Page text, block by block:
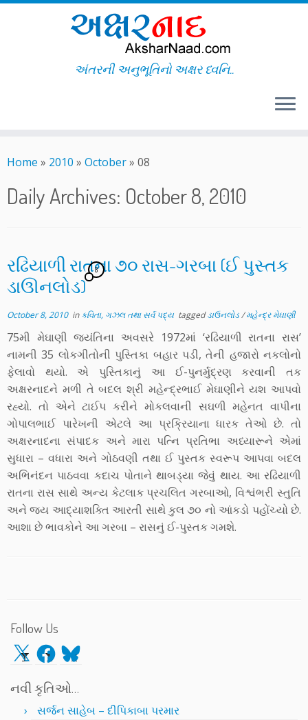
to
અંતરની અનુભૂતિનો અક્ષર ધ્વનિ..
Home » 2010 » October» 08
Daily Archives: October 8, 2010
રઢિયાળી રાતના ૭૦ રાસ-ગરબા (ઈ પુસ્તક
ડાઊનલોડ)
8
October 8, 2010inકવિતા, ગઝલ તથા સર્વ પદ્ય taggedડાઉનલોડ/મહેન્દ્ર મેઘાણી
75મી મેઘાણી જયંતિના અવસરે 1972માં ‘રઢિયાળી રાતના રાસ’
નામની 35 લોકગીતોની પુસ્તિકા બહાર પડી, તેની હજારો નકલોનો
ફેલાવો થયો. એ પુસ્તિકાનું આ ઈ-પુનર્મુદ્રણ કરવાની તક
અક્ષરનાદને મળી તે બદલ શ્રી મહેન્દ્રભાઈ મેઘાણીને યશ આપવો
રહ્યો. તો એને ટાઈપ કરીને મોકલવાની સઘળી મહેનત વાપીના
ગોપાલભાઈ પારેખની એટલે આ પ્રક્રિયાના ધારક તેઓ છે. તો
અક્ષરનાદના સંપાદક અને મારા પત્નિ પ્રતિભા અધ્યારૂને એમાં
સુધારા – વધારા અને ગોઠવણી તથા ઈ પુસ્તક સ્વરૂપ આપવા બદલ
અભિનંદન પાઠવવા કદાચ પોતાને થાબડ્યા જેવું થાય. આ રઢિયાળી
રાતના રાસ સાથે અન્ય કેટલાક પ્રચલિત ગરબાઓ, વિશ્વંભરી સ્તુતિ
અને જય આદ્યાશક્તિ આરતી સાથે કુલ ૭૦ નો આંકડો પહોંચ્યો છે.
આશા છે ભાવકોને આ ગરબા – રાસનું ઈ-પુસ્તક ગમશે.
Follow Us
X Facebook
Bluesky
નવી કૃતિઓ…
સર્જન સાહેબ – દીપિકાબા પરમાર